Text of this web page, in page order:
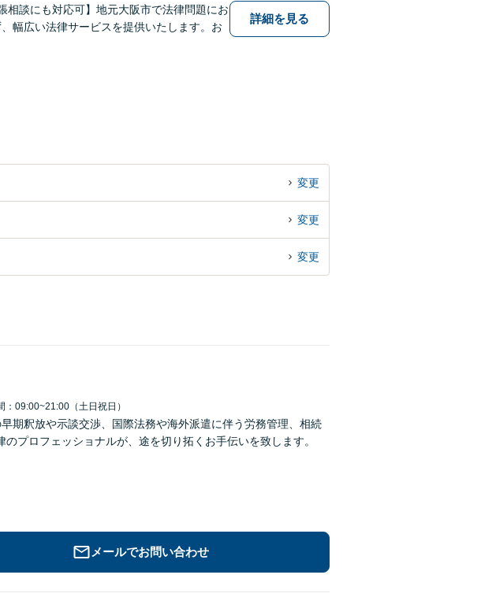
相談にも対応可】地元大阪市で法律問題にお
幅広い法律サービスを提供いたします。お
詳細を見る
変更
変更
変更
：09:00~21:00（土日祝日）
期釈放や示談交渉、国際法務や海外派遣に伴う労務管理、相続
プロフェッショナルが、途を切り拓くお手伝いを致します。
メールでお問い合わせ